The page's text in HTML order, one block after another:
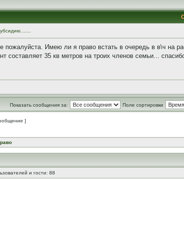
пожалуйста. Имею ли я право встать в очередь в в\ч
составляет 35 кв метров на троих членов семьи...
Показать сообщения за: Поле сортировки
]
и гости: 88